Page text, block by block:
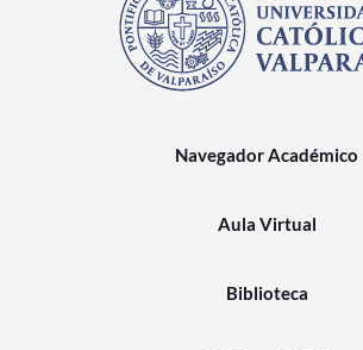
Navegador Académico
Aula Virtual
Biblioteca